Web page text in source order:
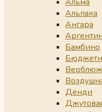
Альпака
Ангара
Бамбино
Денди